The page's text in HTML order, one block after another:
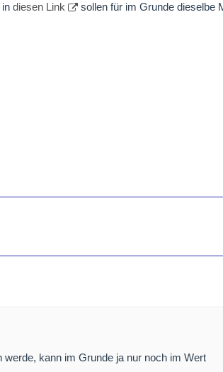
diesen Link
sollen für im Grunde dieselbe
kann im Grunde ja nur noch im Wert